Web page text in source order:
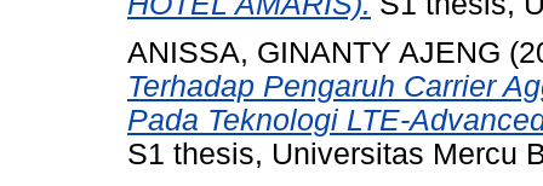
ANISSA, GINANTY AJENG
Terhadap Pengaruh Carrier
Pada Teknologi LTE-
S1 thesis, Universitas Mercu